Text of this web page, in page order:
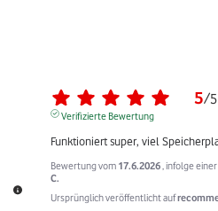
5/5
Verifizierte Bewertung
Funktioniert super, viel
Bewertung vom 17.6.2026 , infolge
C.
Ursprünglich veröffentlicht auf